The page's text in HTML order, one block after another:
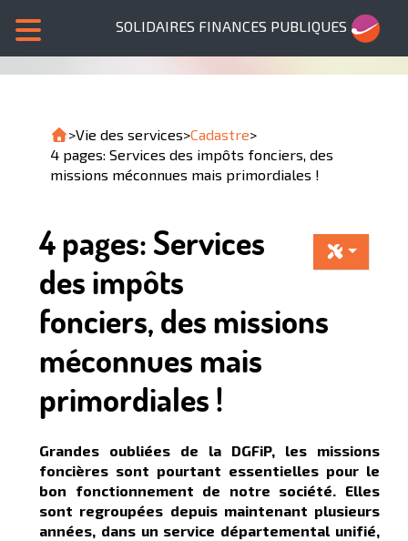
SOLIDAIRES FINANCES PUBLIQUES
>Vie des services>Cadastre>
4 pages: Services des impôts fonciers, des
missions méconnues mais primordiales !
4 pages: Services
des impôts
fonciers, des missions
méconnues mais
primordiales !
Grandes oubliées de la DGFiP, les missions
foncières sont pourtant essentielles pour le
bon fonctionnement de notre société. Elles
sont regroupées depuis maintenant plusieurs
années, dans un service départemental unifié,